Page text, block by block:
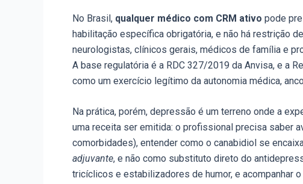
No Brasil, qualquer médico com CRM ativo pode
habilitação específica obrigatória, e não há restrição
neurologistas, clínicos gerais, médicos de família e
A base regulatória é a RDC 327/2019 da Anvisa, e a
como um exercício legítimo da autonomia médica,
Na prática, porém, depressão é um terreno onde a
uma receita ser emitida: o profissional precisa saber
comorbidades), entender como o canabidiol se
adjuvante, e não como substituto direto do
tricíclicos e estabilizadores de humor, e acompanhar